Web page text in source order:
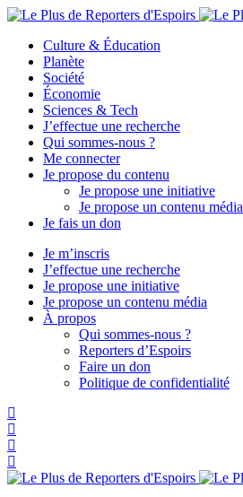
Culture & Éducation
Planète
Société
Économie
Sciences & Tech
J’effectue une recherche
Qui sommes-nous ?
Me connecter
Je propose du contenu
Je propose une initiative
Je propose un contenu média
Je fais un don
Je m’inscris
J’effectue une recherche
Je propose une initiative
Je propose un contenu média
À propos
Qui sommes-nous ?
Reporters d’Espoirs
Faire un don
Politique de confidentialité